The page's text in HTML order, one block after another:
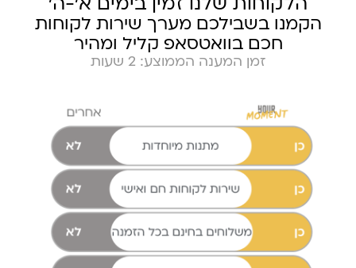
הקמנו בשבילכם מערך שירות לקוחות
חכם בוואטסאפ קליל ומהיר
זמן המענה הממוצע: 2 שעות